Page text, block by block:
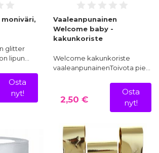
glitter
lipun…
Osta
nyt!
Vaaleanpunainen
Welcome baby -
kakunkoriste
Welcome kakunkoriste
vaaleanpunainenToivota pie…
2,50 €
Osta
nyt!